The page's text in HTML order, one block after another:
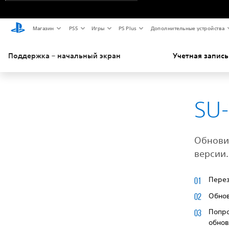
Магазин PS5 Игры PS Plus Дополнительные устройства
Поддержка – начальный экран Учетная запись
версии.